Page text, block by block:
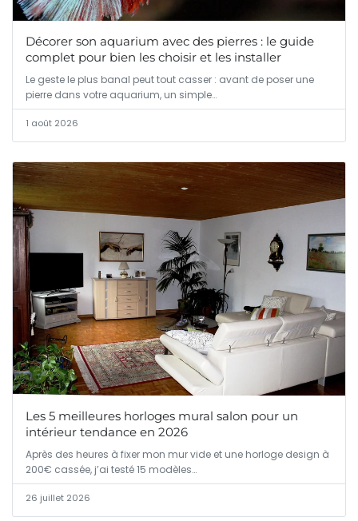
Décorer son aquarium avec des pierres : le guide
complet pour bien les choisir et les installer
Le geste le plus banal peut tout casser : avant de poser une
pierre dans votre aquarium, un simple…
1 août 2026
Les 5 meilleures horloges mural salon pour un
intérieur tendance en 2026
Après des heures à fixer mon mur vide et une horloge design à
200€ cassée, j’ai testé 15 modèles…
26 juillet 2026